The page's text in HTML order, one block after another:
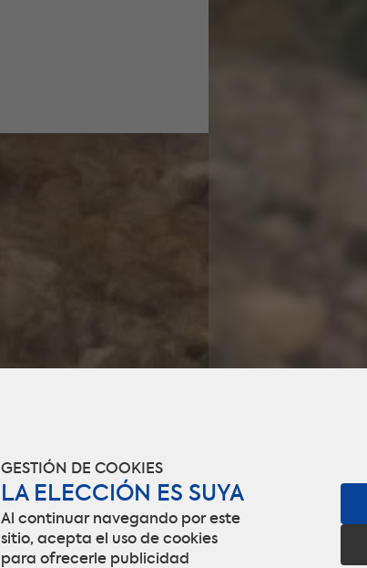
GESTIÓN DE COOKIES
LA ELECCIÓN ES SUYA
Al continuar navegando por este
sitio, acepta el uso de cookies
para ofrecerle publicidad